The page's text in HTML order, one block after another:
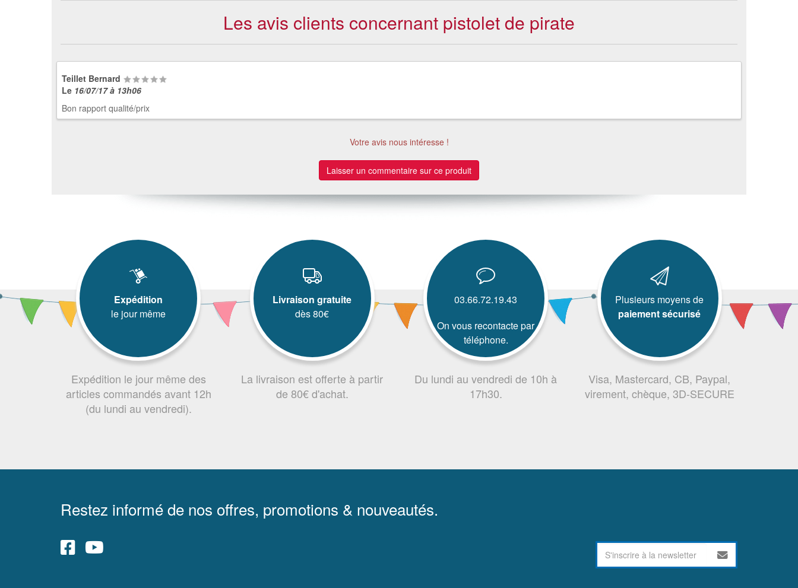
Les avis clients concernant pistolet de pirate
Teillet Bernard
Le 16/07/17 à 13h06
Bon rapport qualité/prix
Votre avis nous intéresse !
Laisser un commentaire sur ce produit
Expédition
le jour même
Expédition le jour même des
articles commandés avant 12h
(du lundi au vendredi).
Livraison gratuite
dès 80€
La livraison est offerte à partir
de 80€ d'achat.
03.66.72.19.43
On vous recontacte par
téléphone.
Du lundi au vendredi de 10h à
17h30.
Plusieurs moyens de
paiement sécurisé
Visa, Mastercard, CB, Paypal,
virement, chèque, 3D-SECURE
Restez informé de nos offres, promotions & nouveautés.